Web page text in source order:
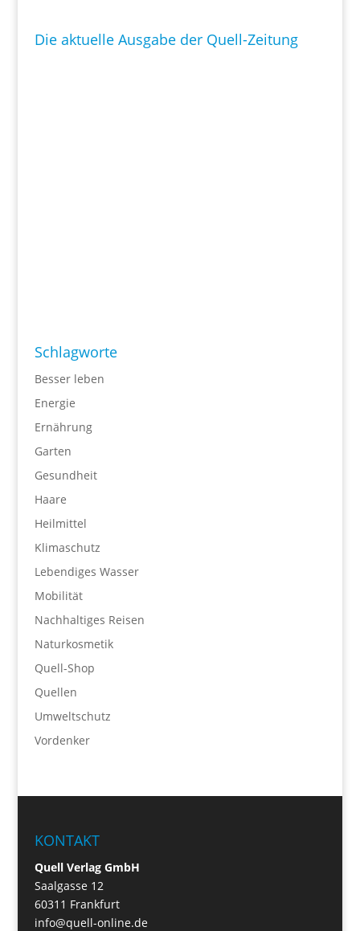
Die aktuelle Ausgabe der Quell-Zeitung
Schlagworte
Besser leben
Energie
Ernährung
Garten
Gesundheit
Haare
Heilmittel
Klimaschutz
Lebendiges Wasser
Mobilität
Nachhaltiges Reisen
Naturkosmetik
Quell-Shop
Quellen
Umweltschutz
Vordenker
KONTAKT
Quell Verlag GmbH
Saalgasse 12
60311 Frankfurt
info@quell-online.de